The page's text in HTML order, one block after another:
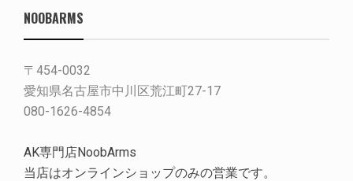
NOOBARMS
〒454-0032
愛知県名古屋市中川区荒江町27-17
080-1626-4854
AK専門店NoobArms
当店はオンラインショップのみの営業です。